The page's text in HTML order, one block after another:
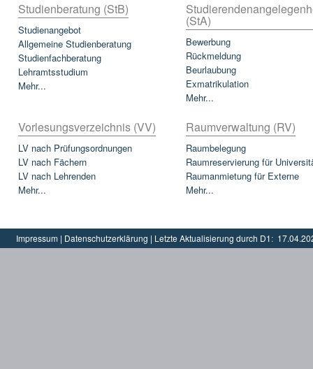
Studienberatung (StB)
Studienangebot
Allgemeine Studienberatung
Studienfachberatung
Lehramtsstudium
Mehr...
(StA)
Bewerbung
Rückmeldung
Beurlaubung
Exmatrikulation
Mehr...
Vorlesungsverzeichnis (VV)
LV nach Prüfungsordnungen
LV nach Fächern
LV nach Lehrenden
Mehr...
Raumverwaltung (RV)
Raumbelegung
Raumreservierung für
Raumanmietung für Externe
Mehr...
Impressum | Datenschutzerklärung | Letzte Aktualisierung durch D1: